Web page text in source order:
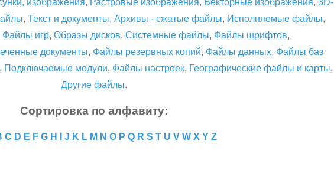
изображения, Растровые изображения, Векторные изображения, 3D-
, Текст и документы, Архивы - сжатые файлы, Исполняемые файлы,
Файлы игр, Образы дисков, Системные файлы, Файлы шрифтов,
документы, Файлы резервных копий, Файлы данных, Файлы баз
, Подключаемые модули, Файлы настроек, Географические файлы и карты,
Другие файлы.
Сортировка по алфавиту:
C D E F G H J K L M N O P Q R S T U V W X Y Z